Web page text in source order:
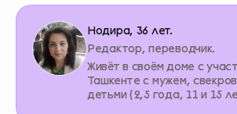
Нодира, 36 лет.
Редактор, переводчик.
Живёт в своём доме с
Ташкенте с мужем,
детьми (2,5 года, 11 и 15